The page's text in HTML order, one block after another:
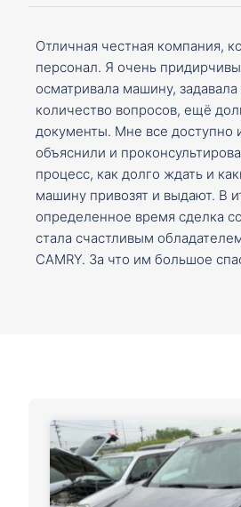
Отличная честная компания,
персонал. Я очень
осматривала машину,
количество вопросов, ещё
документы. Мне все доступно
объяснили и
процесс, как долго ждать и
машину привозят и выдают. В
определенное время сделка
стала счастливым
CAMRY. За что им большое